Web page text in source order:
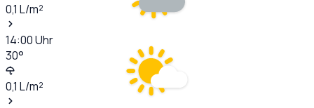
0,1 L/m²
14:00Uhr
30°
0,1 L/m²